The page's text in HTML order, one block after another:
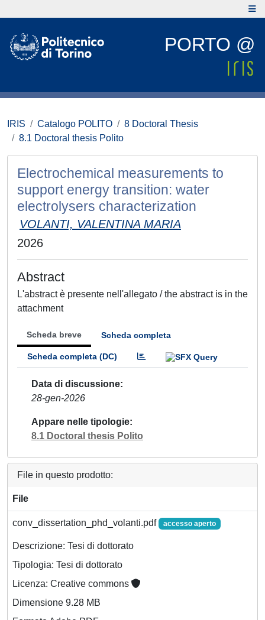
PORTO @
IRIS Catalogo POLITO
8 Doctoral Thesis
8.1 Doctoral thesis Polito
Electrochemical measurements to
support energy transition: water
electrolysers characterization
VOLANTI, VALENTINA MARIA
2026
Abstract
L'abstract è presente nell'allegato / the abstract is in the
attachment
Scheda breve Scheda completa
Scheda completa (DC)
Data di discussione
28-gen-2026
Appare nelle tipologie
8.1 Doctoral thesis Polito
File in questo prodotto:
File
conv_dissertation_phd_volanti.pdf accesso aperto
Descrizione: Tesi di dottorato
Tipologia: Tesi di dottorato
Licenza: Creative commons
Dimensione 9.28 MB